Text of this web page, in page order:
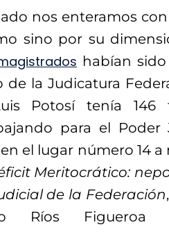
nos enteramos
sino por su
habían
la Judicatura
Potosí tenía 146
para el Poder
el lugar número 14 a
Meritocrático:
de la Federación
Ríos Figueroa